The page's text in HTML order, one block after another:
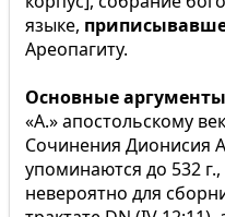
языке,
Ареопагиту.
Основные
«А.» апостольскому
Сочинения Дионисия
упоминаются до 532
невероятно для